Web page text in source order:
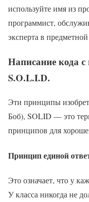
используйте имя из
программист,
эксперта в
Написание кода
S.O.L.I.D.
Эти принципы
Боб), SOLID — это
принципов для
Принцип единой
Это означает, что у
У класса никогда не